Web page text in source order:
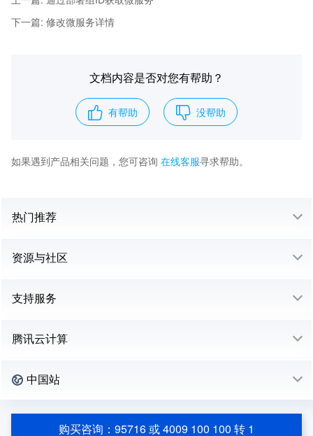
下一篇: 修改微服务详情
文档内容是否对您有帮助？
有帮助 没帮助
如果遇到产品相关问题，您可咨询 在线客服寻求帮助。
热门推荐
资源与社区
支持服务
腾讯云计算
中国站
购买咨询：95716 或 4009 100 100 转 1